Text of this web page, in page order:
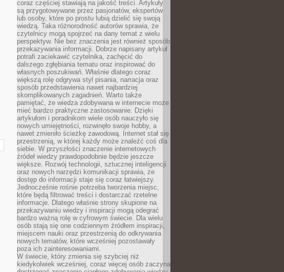
coraz częściej stawiają na jakość treści. Artykuły
są przygotowywane przez pasjonatów, ekspertów
lub osoby, które po prostu lubią dzielić się swoją
wiedzą. Taka różnorodność autorów sprawia, że
czytelnicy mogą spojrzeć na dany temat z wielu
perspektyw. Nie bez znaczenia jest również sposób
przekazywania informacji. Dobrze napisany artykuł
potrafi zaciekawić czytelnika, zachęcić do
dalszego zgłębiania tematu oraz inspirować do
własnych poszukiwań. Właśnie dlatego coraz
większą rolę odgrywa styl pisania, narracja oraz
sposób przedstawienia nawet najbardziej
skomplikowanych zagadnień. Warto także
pamiętać, że wiedza zdobywana w internecie może
mieć bardzo praktyczne zastosowanie. Dzięki
artykułom i poradnikom wiele osób nauczyło się
nowych umiejętności, rozwinęło swoje hobby, a
nawet zmieniło ścieżkę zawodową. Internet stał się
przestrzenią, w której każdy może znaleźć coś dla
siebie. W przyszłości znaczenie internetowych
źródeł wiedzy prawdopodobnie będzie jeszcze
większe. Rozwój technologii, sztucznej inteligencji
oraz nowych narzędzi komunikacji sprawia, że
dostęp do informacji staje się coraz łatwiejszy.
Jednocześnie rośnie potrzeba tworzenia miejsc,
które będą filtrować treści i dostarczać rzetelne
informacje. Dlatego właśnie strony skupione na
przekazywaniu wiedzy i inspiracji mogą odegrać
bardzo ważną rolę w cyfrowym świecie. Dla wielu
osób stają się one codziennym źródłem inspiracji,
miejscem nauki oraz przestrzenią do odkrywania
nowych tematów, które wcześniej pozostawały
poza ich zainteresowaniami.
W świecie, który zmienia się szybciej niż
kiedykolwiek wcześniej, coraz więcej osób zaczyna